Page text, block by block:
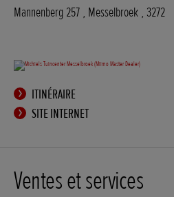
Mannenberg 257 , Messelbroek , 3272
ITINÉRAIRE
SITE INTERNET
Ventes et services